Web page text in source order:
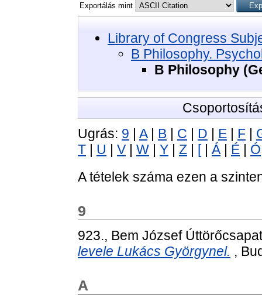
Exportálás mint
Library of Congress
B Philosophy.
B Philosophy
Ugrás: 9 A| B C D E F
T
U V W Y Z [| Á| É Ó
A tételek száma ezen a
9
923., Bem József Úttörőcsapat
levele Lukács Györgynel. ,
A